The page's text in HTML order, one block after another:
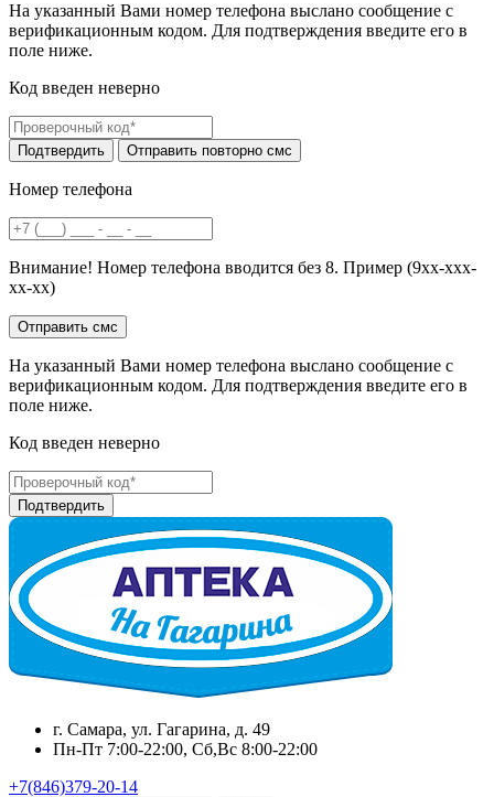
На указанный Вами номер телефона выслано сообщение с
верификационным кодом. Для подтверждения введите его в
поле ниже.
Код введен неверно
Номер телефона
Внимание! Номер телефона вводится без 8. Пример (9хх-ххх-
хх-хх)
На указанный Вами номер телефона выслано сообщение с
верификационным кодом. Для подтверждения введите его в
поле ниже.
Код введен неверно
г. Самара, ул. Гагарина, д. 49
Пн-Пт 7:00-22:00, Сб,Вс 8:00-22:00
+7(846)379-20-14